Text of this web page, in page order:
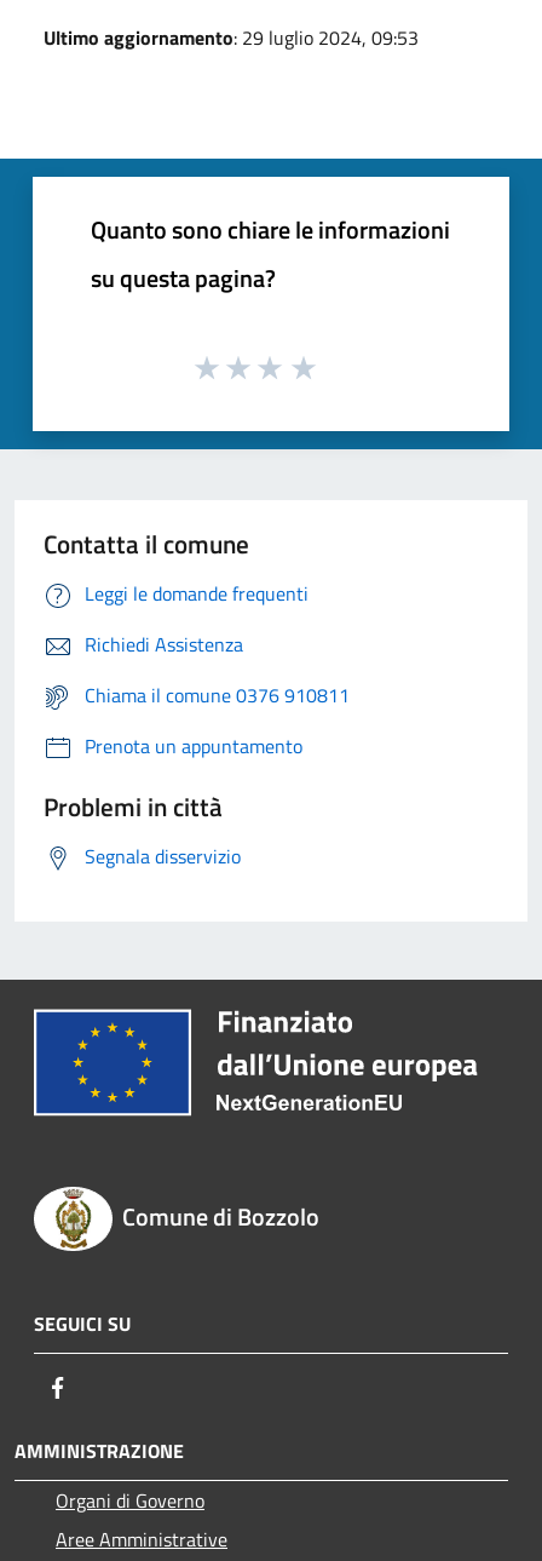
Ultimo aggiornamento: 29 luglio 2024, 09:53
Quanto sono chiare le informazioni
su questa pagina?
Contatta il comune
Leggi le domande frequenti
Richiedi Assistenza
Chiama il comune 0376 910811
Prenota un appuntamento
Problemi in città
Segnala disservizio
Comune di Bozzolo
SEGUICI SU
AMMINISTRAZIONE
Organi di Governo
Aree Amministrative